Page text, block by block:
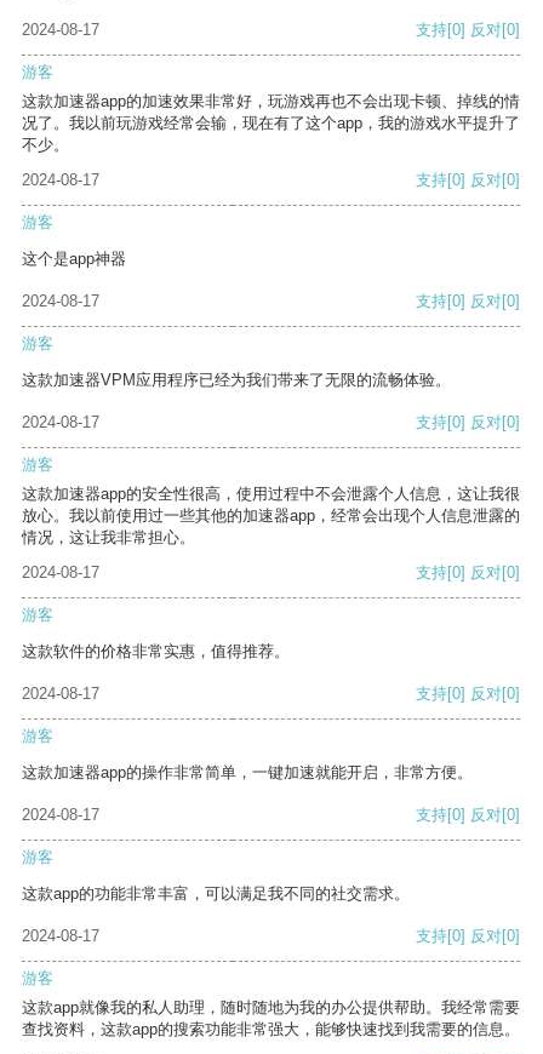
2024-08-17 支持[0] 反对[0]
游客
这款加速器app的加速效果非常好，玩游戏再也不会出现卡顿、掉线的情
况了。我以前玩游戏经常会输，现在有了这个app，我的游戏水平提升了
不少。
2024-08-17
支持[0] 反对[0]
游客
这个是app神器
2024-08-17 支持[0] 反对[0]
游客
这款加速器VPM应用程序已经为我们带来了无限的流畅体验。
2024-08-17 支持[0] 反对[0]
游客
这款加速器app的安全性很高，使用过程中不会泄露个人信息，这让我很
放心。我以前使用过一些其他的加速器app，经常会出现个人信息泄露的
情况，这让我非常担心。
2024-08-17
支持[0] 反对[0]
游客
这款软件的价格非常实惠，值得推荐。
2024-08-17 支持[0] 反对[0]
游客
这款加速器app的操作非常简单，一键加速就能开启，非常方便。
2024-08-17 支持[0] 反对[0]
游客
这款app的功能非常丰富，可以满足我不同的社交需求。
2024-08-17 支持[0] 反对[0]
游客
这款app就像我的私人助理，随时随地为我的办公提供帮助。我经常需要
查找资料，这款app的搜索功能非常强大，能够快速找到我需要的信息。